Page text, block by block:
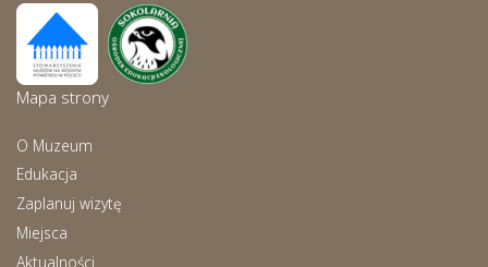
Mapa strony
O Muzeum
Edukacja
Zaplanuj wizytę
Miejsca
Aktualności